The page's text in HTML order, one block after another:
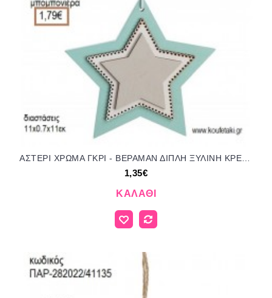
ΑΣΤΕΡΙ ΧΡΩΜΑ ΓΚΡΙ - ΒΕΡΑΜΑΝ ΔΙΠΛΗ ΞΥΛΙΝΗ ΚΡΕΜΑΣΤΗ ΔΙΑΚΟΣΜΗΤΙΚΟ για μπομπονιέρες - γούρια ΠΑΡ-17Α154-1Σ/41079 1.35€!!!
1,35€
ΚΑΛΆΘΙ